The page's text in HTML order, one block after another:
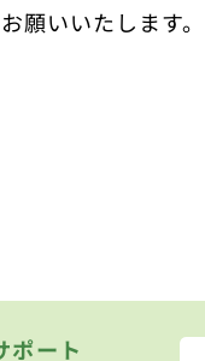
願いいたします。
ート